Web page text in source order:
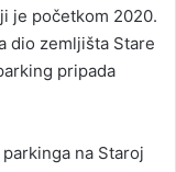
je početkom 2020.
dio zemljišta Stare
pripada
na Staroj